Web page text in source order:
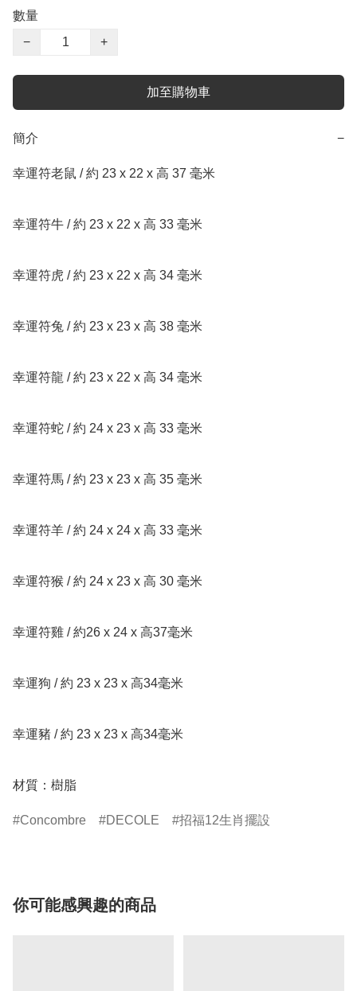
數量
−
+
加至購物車
簡介 −
幸運符老鼠 / 約 23 x 22 x 高 37 毫米
幸運符牛 / 約 23 x 22 x 高 33 毫米
幸運符虎 / 約 23 x 22 x 高 34 毫米
幸運符兔 / 約 23 x 23 x 高 38 毫米
幸運符龍 / 約 23 x 22 x 高 34 毫米
幸運符蛇 / 約 24 x 23 x 高 33 毫米
幸運符馬 / 約 23 x 23 x 高 35 毫米
幸運符羊 / 約 24 x 24 x 高 33 毫米
幸運符猴 / 約 24 x 23 x 高 30 毫米
幸運符雞 / 約26 x 24 x 高37毫米
幸運狗 / 約 23 x 23 x 高34毫米
幸運豬 / 約 23 x 23 x 高34毫米
材質：樹脂
Concombre DECOLE 招福12生肖擺設
你可能感興趣的商品